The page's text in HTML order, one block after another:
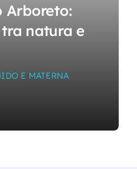
Arboreto:
natura e
E MATERNA